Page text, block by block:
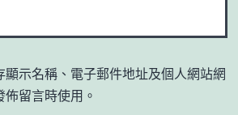
顯示名稱、電子郵件地址及個人網站網
留言時使用。